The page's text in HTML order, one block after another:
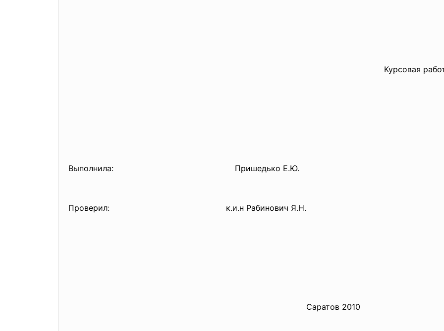
Курсовая
Выполнила:
Пришедько Е.Ю.
Проверил: к.и.н Рабинович Я.Н.
Саратов 2010